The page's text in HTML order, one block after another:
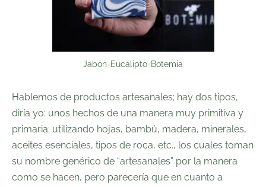
Jabon-Eucalipto-Botemia
Hablemos de productos artesanales; hay dos tipos,
diría yo: unos hechos de una manera muy primitiva y
primaria: utilizando hojas, bambú, madera, minerales,
aceites esenciales, tipos de roca, etc., los cuales toman
su nombre genérico de “artesanales” por la manera
como se hacen, pero parecería que en cuanto a